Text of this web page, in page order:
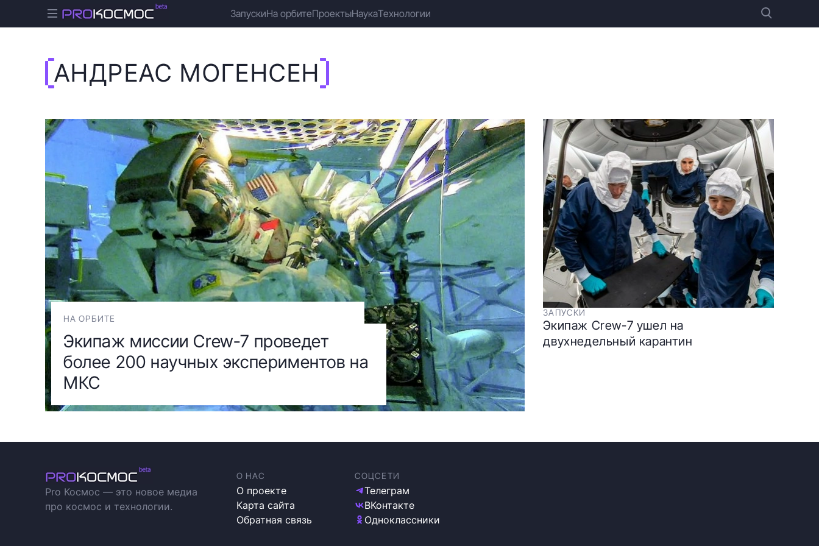
ЗапускиНа орбитеПроектыНаукаТехнологии
АНДРЕАС МОГЕНСЕН
НА ОРБИТЕ
Экипаж миссии Crew-7 проведет
более 200 научных экспериментов на
МКС
ЗАПУСКИ
Экипаж Crew-7 ушел на
двухнедельный карантин
Pro Космос — это новое медиа
про космос и технологии.
О НАС
О проекте
Карта сайта
Обратная связь
СОЦСЕТИ
Телеграм
ВКонтакте
Одноклассники